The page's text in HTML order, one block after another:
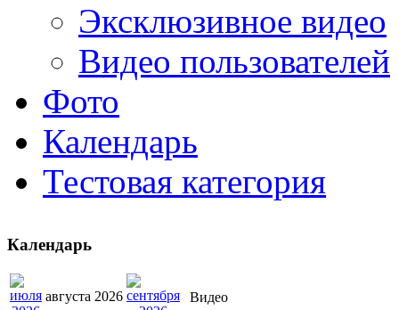
Эксклюзивное видео
Видео пользователей
Фото
Календарь
Тестовая категория
Видео
Календарь
августа 2026